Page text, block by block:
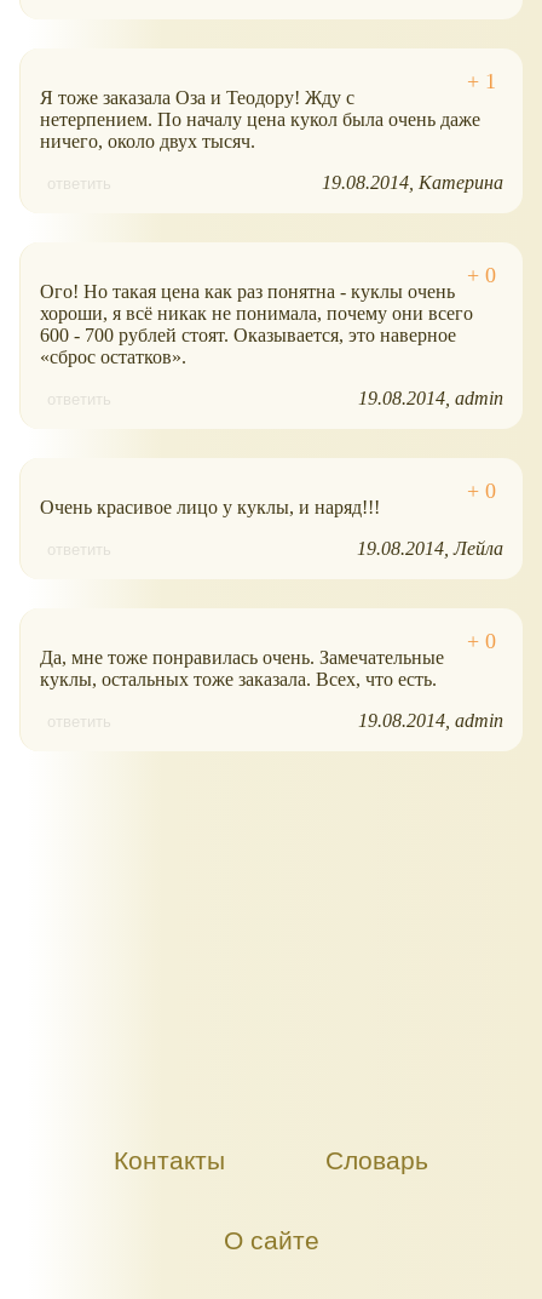
Я тоже заказала Оза и Теодору! Жду с
нетерпением. По началу цена кукол была очень даже
ничего, около двух тысяч.
ответить 19.08.2014 Катерина
Ого! Но такая цена как раз понятна - куклы очень
хороши, я всё никак не понимала, почему они всего
600 - 700 рублей стоят. Оказывается, это наверное
сброс остатков .
ответить 19.08.2014 admin
Очень красивое лицо у куклы, и наряд!!!
ответить 19.08.2014 Лейла
Да, мне тоже понравилась очень. Замечательные
куклы, остальных тоже заказала. Всех, что есть.
ответить 19.08.2014 admin
Контакты Словарь
О сайте